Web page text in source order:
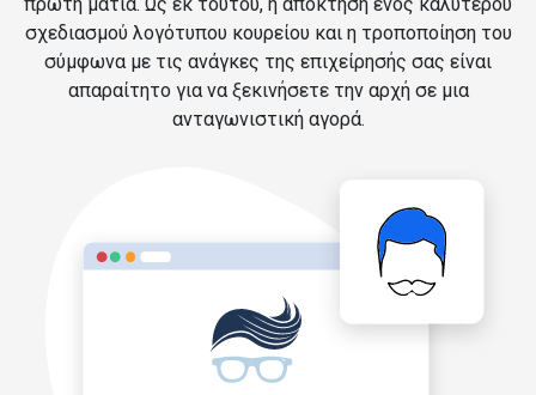
σχεδιασμού λογότυπου κουρείου και η τροποποίηση του
σύμφωνα με τις ανάγκες της επιχείρησής σας είναι
απαραίτητο για να ξεκινήσετε την αρχή σε μια
ανταγωνιστική αγορά.